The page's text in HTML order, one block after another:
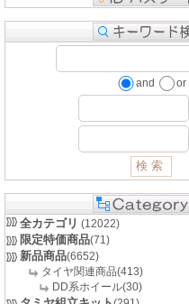
and or
全カテゴリ (12022)
限定特価商品(71)
新品商品(6652)
タイヤ関連商品(413)
DD系ホイール(30)